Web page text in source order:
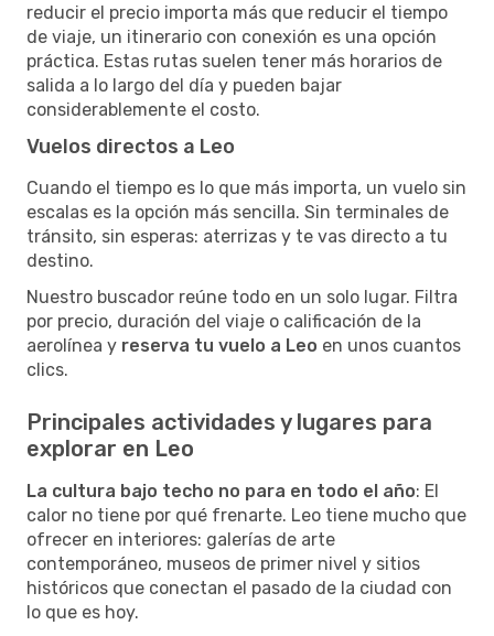
reducir el precio importa más que reducir el tiempo
de viaje, un itinerario con conexión es una opción
práctica. Estas rutas suelen tener más horarios de
salida a lo largo del día y pueden bajar
considerablemente el costo.
Vuelos directos a Leo
Cuando el tiempo es lo que más importa, un vuelo sin
escalas es la opción más sencilla. Sin terminales de
tránsito, sin esperas: aterrizas y te vas directo a tu
destino.
Nuestro buscador reúne todo en un solo lugar. Filtra
por precio, duración del viaje o calificación de la
aerolínea y reserva tu vuelo a Leo en unos cuantos
clics.
Principales actividades y lugares para
explorar en Leo
La cultura bajo techo no para en todo el año: El
calor no tiene por qué frenarte. Leo tiene mucho que
ofrecer en interiores: galerías de arte
contemporáneo, museos de primer nivel y sitios
históricos que conectan el pasado de la ciudad con
lo que es hoy.